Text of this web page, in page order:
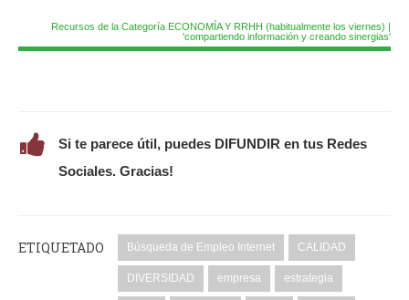
Recursos de la Categoría ECONOMÍA Y RRHH (habitualmente los viernes) |
'compartiendo información y creando sinergias'
Si te parece útil, puedes DIFUNDIR en tus Redes
Sociales. Gracias!
ETIQUETADO Búsqueda de Empleo Internet CALIDAD
DIVERSIDAD empresa estrategia